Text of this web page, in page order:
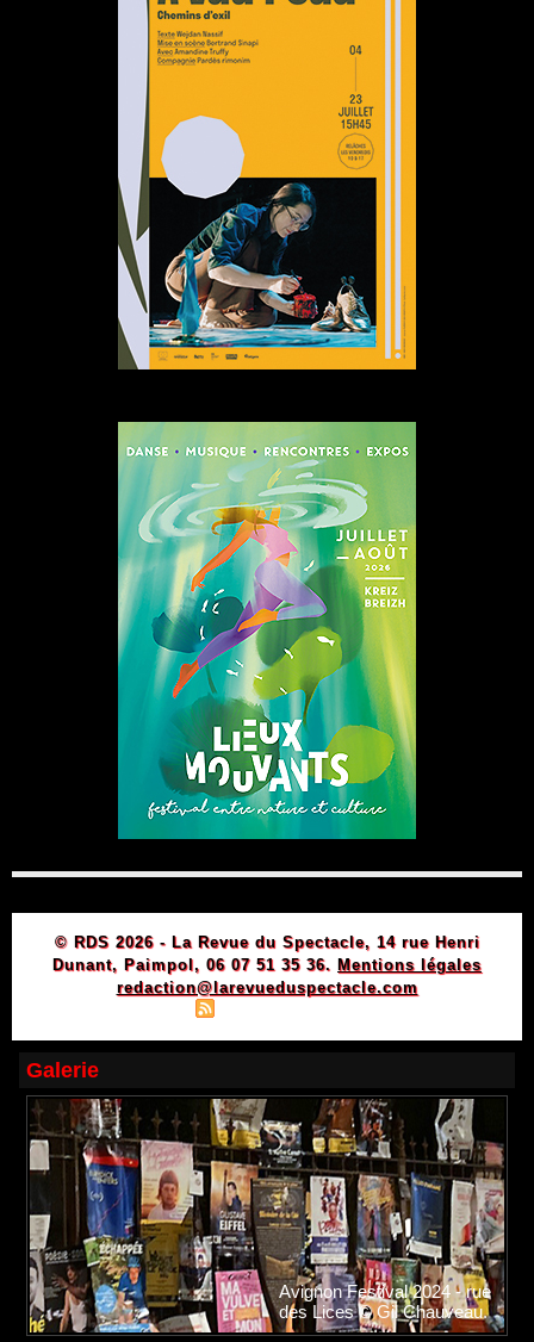
© RDS 2026 - La Revue du Spectacle, 14 rue Henri
Dunant, Paimpol, 06 07 51 35 36. Mentions légales
redaction@larevueduspectacle.com
Galerie
Avignon Festival 2024 - rue
des Lices © Gil Chauveau.